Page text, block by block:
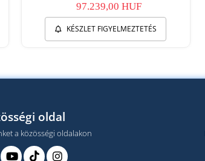
97.239,00 HUF
KÉSZLET FIGYELMEZTETÉS
oldal
a közösségi oldalakon